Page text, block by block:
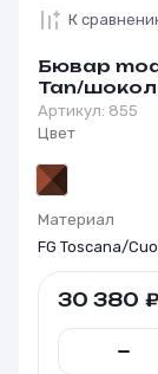
Бювар
Tan/
Артикул: 855
Цвет
Материал
FG Toscana/
30 380 ₽
К